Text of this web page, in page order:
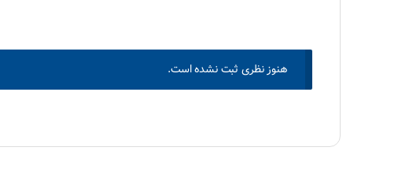
هنوز نظری ثبت نشده است.